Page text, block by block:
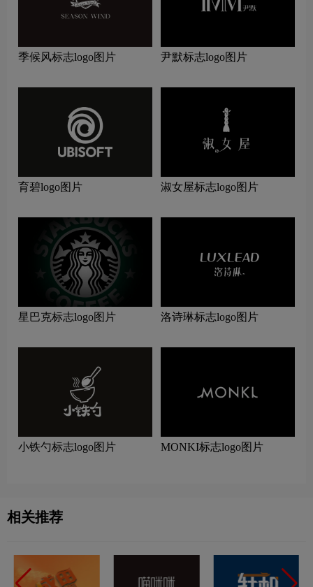
季候风标志logo图片 尹默标志logo图片
育碧logo图片 淑女屋标志logo图片
星巴克标志logo图片 洛诗琳标志logo图片
小铁勺标志logo图片 MONKI标志logo图片
相关推荐